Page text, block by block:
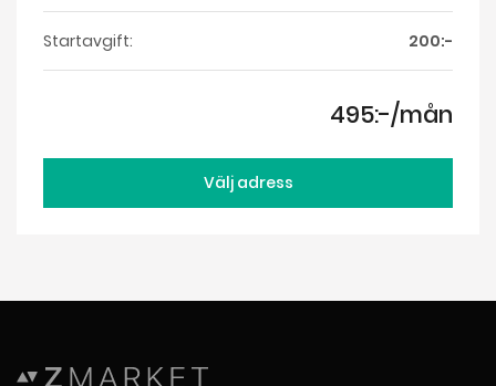
Startavgift: 200:-
495:-/mån
Välj adress